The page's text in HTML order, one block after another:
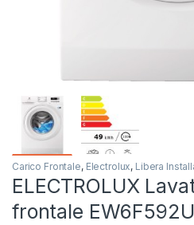
Carico Frontale, Electrolux, Libera
ELECTROLUX
frontale